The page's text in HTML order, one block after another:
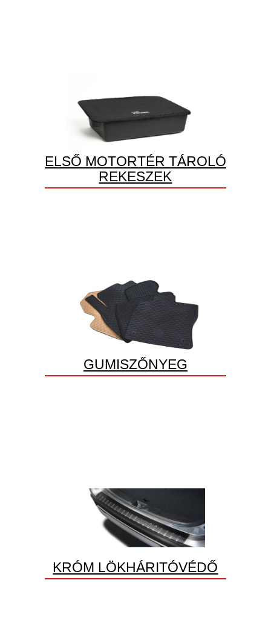
ELSŐ MOTORTÉR TÁROLÓ
REKESZEK
GUMISZŐNYEG
KRÓM LÖKHÁRITÓVÉDŐ